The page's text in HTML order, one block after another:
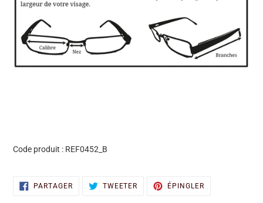
Code produit : REF0452_B
PARTAGERPARTAGER
SUR
TWEETER TWEETERÉPINGLER